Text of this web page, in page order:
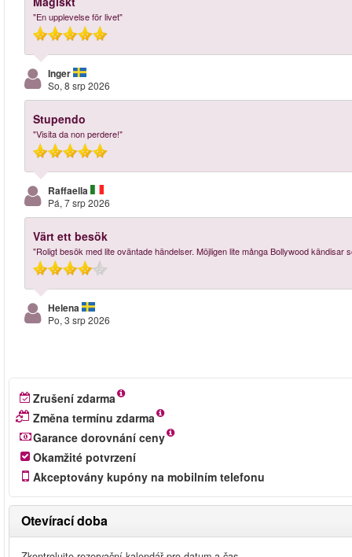
"En upplevelse för livet"
Inger
So, 8 srp 2026
Stupendo
"Visita da non perdere!"
Raffaella
Pá, 7 srp 2026
Värt ett besök
"Roligt besök med lite oväntade händelser. Möjligen lite många Bollywood kändisar
Helena
Po, 3 srp 2026
Zrušení zdarma
Změna termínu zdarma
Garance dorovnání ceny
Okamžité potvrzení
Akceptovány kupóny na mobilním telefonu
Otevírací doba